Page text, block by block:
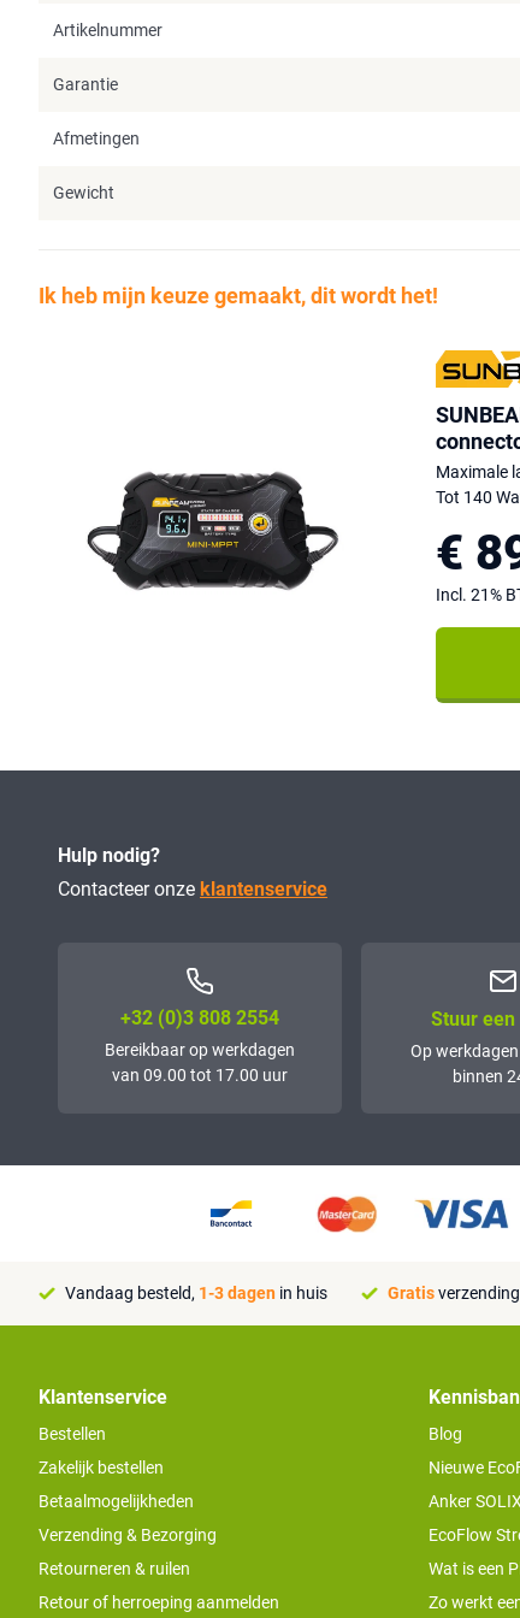
Artikelnummer
Garantie
Afmetingen
Gewicht
Ik heb mijn keuze gemaakt, dit wordt het!
Maximale
Tot 140
€
Incl. 21%
Hulp nodig?
Contacteer onze klantenservice
+32 (0)3 808 2554
Bereikbaar op werkdagen
van 09.00 tot 17.00 uur
Stuur een
Op
binnen
Vandaag besteld, 1-3 dagen in huis Gratis
Klantenservice
Bestellen
Zakelijk bestellen
Betaalmogelijkheden
Verzending & Bezorging
Retourneren & ruilen
Retour of herroeping aanmelden
Blog
Nieuwe
Anker
EcoFlow
Wat is een
Zo werkt